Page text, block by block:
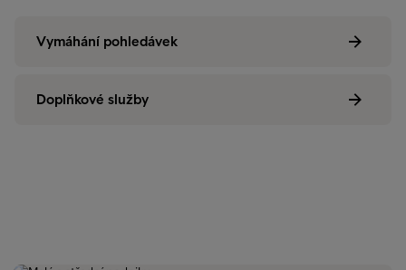
Vymáhání pohledávek
Doplňkové služby